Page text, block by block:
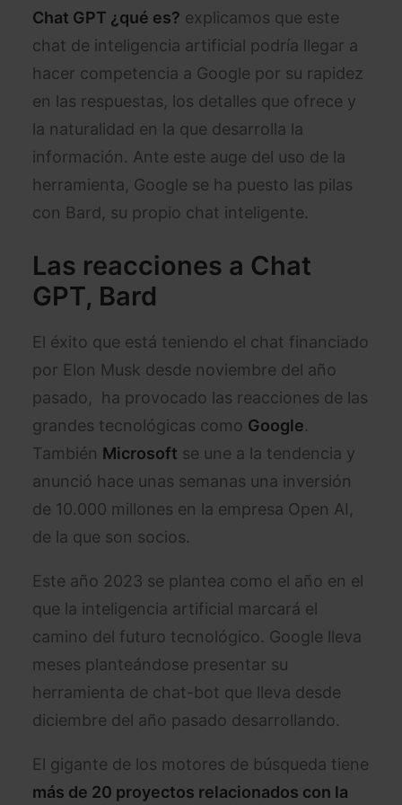
Chat GPT ¿qué es? explicamos que este
chat de inteligencia artificial podría llegar a
hacer competencia a Google por su rapidez
en las respuestas, los detalles que ofrece y
la naturalidad en la que desarrolla la
información. Ante este auge del uso de la
herramienta, Google se ha puesto las pilas
con Bard, su propio chat inteligente.
Las reacciones a Chat
GPT, Bard
El éxito que está teniendo el chat financiado
por Elon Musk desde noviembre del año
pasado, ha provocado las reacciones de las
grandes tecnológicas como Google.
También Microsoft se une a la tendencia y
anunció hace unas semanas una inversión
de 10.000 millones en la empresa Open AI,
de la que son socios.
Este año 2023 se plantea como el año en el
que la inteligencia artificial marcará el
camino del futuro tecnológico. Google lleva
meses planteándose presentar su
herramienta de chat-bot que lleva desde
diciembre del año pasado desarrollando.
El gigante de los motores de búsqueda tiene
más de 20 proyectos relacionados con la